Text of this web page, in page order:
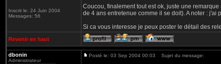
Inscrit le: 24 Juin 2004
Messages: 56
Coucou, finalement tout est ok, juste une
de 4 ans entretenue comme il se doit). A noter :
Si ca vous interesse je peux poster le détail des
Revenir en haut
dbonin
Administrateur
Posté le: 03 Sep 2004 00:03 Sujet du message: